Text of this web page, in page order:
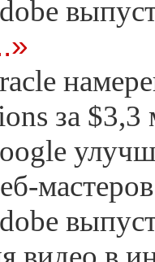
за
мастеров